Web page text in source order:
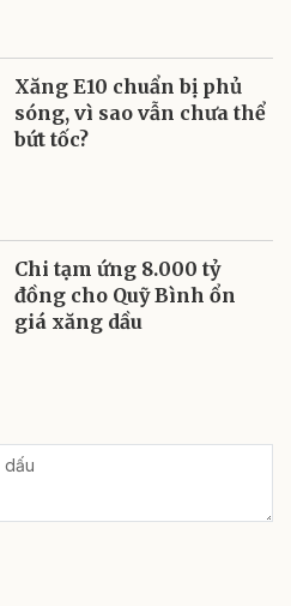
Xăng E10 chuẩn bị phủ
sóng, vì sao vẫn chưa thể
bứt tốc?
Chi tạm ứng 8.000 tỷ
đồng cho Quỹ Bình ổn
giá xăng dầu